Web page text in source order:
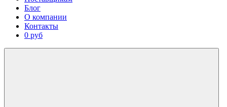
Блог
О компании
Контакты
0 руб